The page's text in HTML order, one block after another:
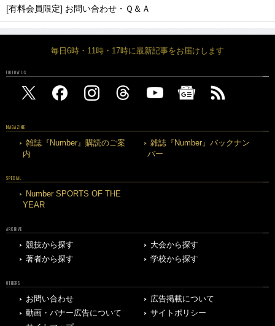
[有料会員限定] お問い合わせ・Ｑ＆Ａ
毎日6時・11時・17時に最新記事をお届けします
FOLLOW US
MAGAZINE
雑誌『Number』購読のご案
内
雑誌『Number』バックナン
バー
SPECIAL
Number SPORTS OF THE
YEAR
ARCHIVE
競技から探す
大会から探す
著者から探す
学校から探す
OTHERS
お問い合わせ
広告掲載について
動画・バナー広告について
サイトポリシー